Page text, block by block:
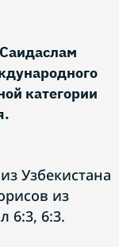
категории
Узбекистана
из
6:3, 6:3.